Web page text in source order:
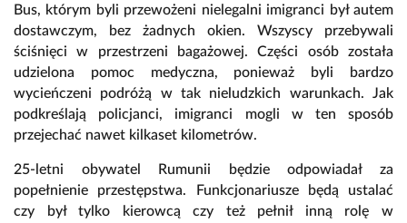
Bus, którym byli przewożeni nielegalni imigranci był autem
dostawczym, bez żadnych okien. Wszyscy przebywali
ściśnięci w przestrzeni bagażowej. Części osób została
udzielona pomoc medyczna, ponieważ byli bardzo
wycieńczeni podróżą w tak nieludzkich warunkach. Jak
podkreślają policjanci, imigranci mogli w ten sposób
przejechać nawet kilkaset kilometrów.
25-letni obywatel Rumunii będzie odpowiadał za
popełnienie przestępstwa. Funkcjonariusze będą ustalać
czy był tylko kierowcą czy też pełnił inną rolę w